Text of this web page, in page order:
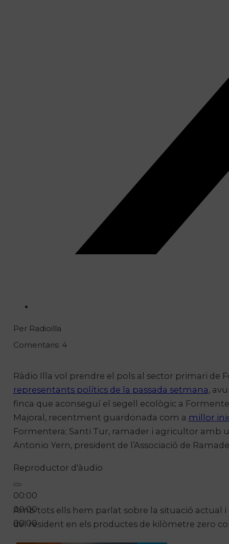
Per Radioilla
Comentaris: 4
Ràdio Illa vol prendre el pols al sector primari de
representants polítics de la passada setmana,
finca que aconseguí el segell ecològic a
Majoral, recentment guardonada com a millor
Formentera; Santi Tur, ramader i agricultor amb
Antonio Yern, president de l’Associació de
Reproductor d'àudio
00:00
00:00
00:00
Amb tots ells hem parlat sobre la situació actual
del resident en els productes de kilòmetre zero